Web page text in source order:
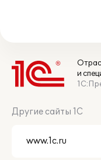
и
Другие сайты 1С